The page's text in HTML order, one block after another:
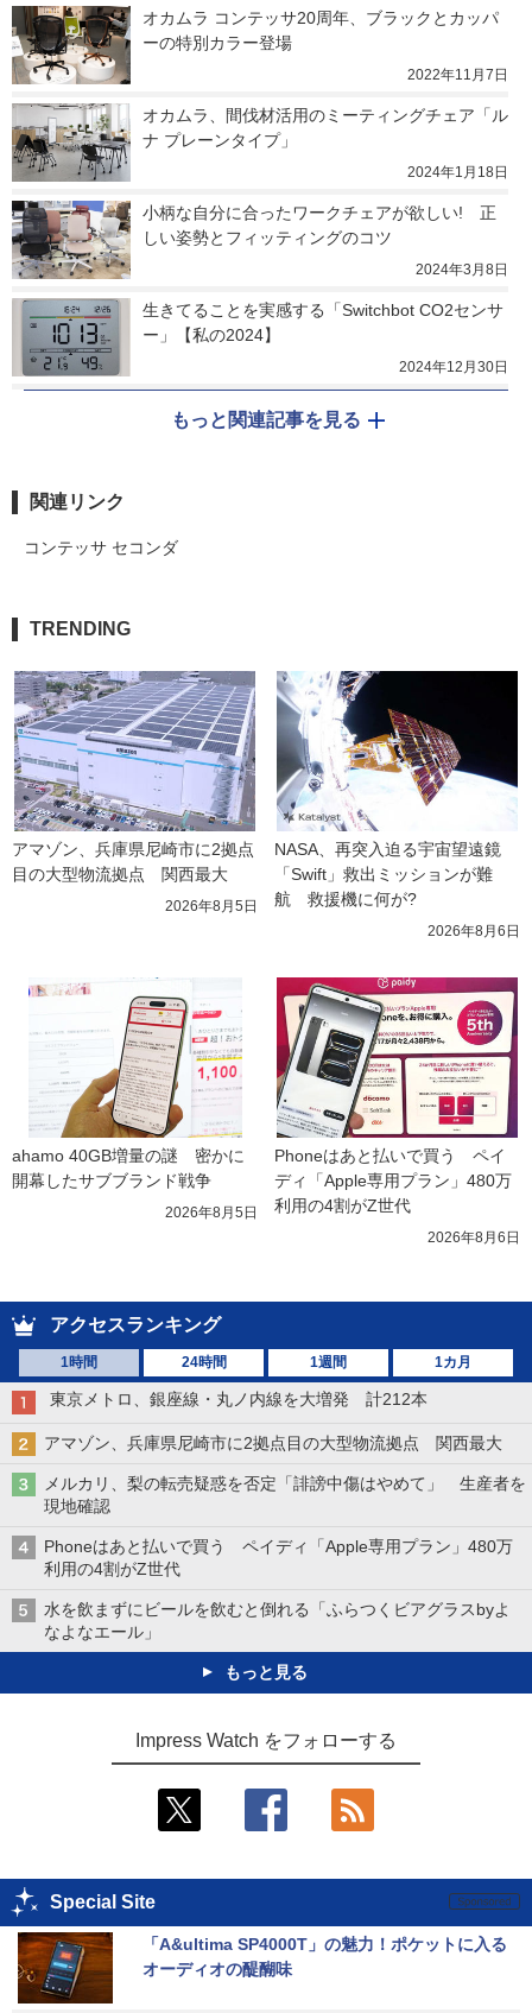
オカムラ コンテッサ20周年、ブラックとカッパ
ーの特別カラー登場
2022年11月7日
オカムラ、間伐材活用のミーティングチェア「ル
ナ プレーンタイプ」
2024年1月18日
小柄な自分に合ったワークチェアが欲しい!　正
しい姿勢とフィッティングのコツ
2024年3月8日
生きてることを実感する「Switchbot CO2センサ
ー」【私の2024】
2024年12月30日
もっと関連記事を見る
関連リンク
コンテッサ セコンダ
TRENDING
アマゾン、兵庫県尼崎市に2拠点
目の大型物流拠点　関西最大
2026年8月5日
NASA、再突入迫る宇宙望遠鏡
「Swift」救出ミッションが難
航　救援機に何が?
2026年8月6日
ahamo 40GB増量の謎　密かに
開幕したサブブランド戦争
2026年8月5日
Phoneはあと払いで買う　ペイ
ディ「Apple専用プラン」480万
利用の4割がZ世代
2026年8月6日
アクセスランキング
1時間 24時間 1週間 1カ月
東京メトロ、銀座線・丸ノ内線を大増発 計212本
アマゾン、兵庫県尼崎市に2拠点目の大型物流拠点 関西最大
メルカリ、梨の転売疑惑を否定「誹謗中傷はやめて」 生産者を
現地確認
Phoneはあと払いで買う ペイディ「Apple専用プラン」480万
利用の4割がZ世代
水を飲まずにビールを飲むと倒れる「ふらつくビアグラスbyよ
なよなエール」
もっと見る
Impress Watch をフォローする
Special Site
「A&ultima SP4000T」の魅力！ポケットに入る
オーディオの醍醐味